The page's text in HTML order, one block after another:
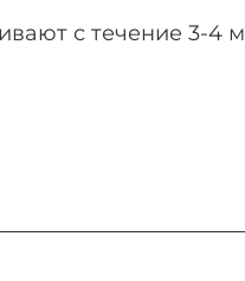
с течение 3-4
V60: